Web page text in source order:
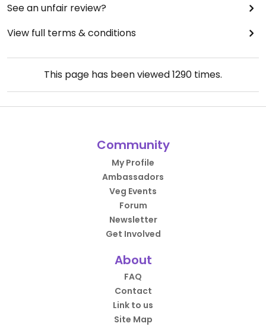
See an unfair review?
View full terms & conditions
This page has been viewed1290 times.
Community
My Profile
Ambassadors
Veg Events
Forum
Newsletter
Get Involved
About
FAQ
Contact
Link to us
Site Map